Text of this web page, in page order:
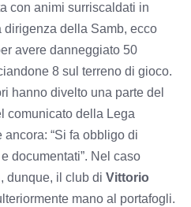
con animi surriscaldati in
dirigenza della Samb, ecco
avere danneggiato 50
8 sul terreno di gioco.
hanno divelto una parte del
comunicato della Lega
“Si fa obbligo di
documentati”. Nel caso
dunque, il club di Vittorio
mano al portafogli.